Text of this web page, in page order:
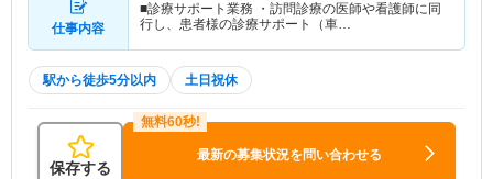
仕事内容
■診療サポート業務 ・訪問診療の医師や看護師に同
行し、患者様の診療サポート（車…
駅から徒歩5分以内 土日祝休
保存する
最新の募集状況を問い合わせる